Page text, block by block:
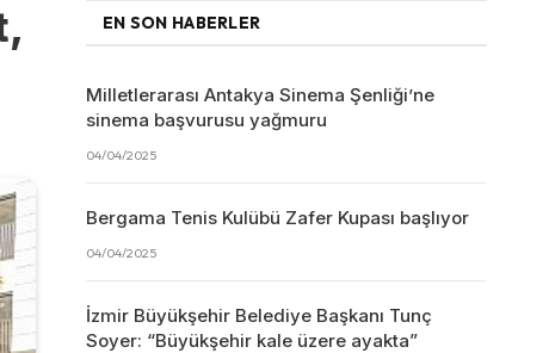
EN SON HABERLER
Milletlerarası Antakya Sinema Şenliği’ne
sinema başvurusu yağmuru
04/04/2025
Bergama Tenis Kulübü Zafer Kupası başlıyor
04/04/2025
İzmir Büyükşehir Belediye Başkanı Tunç
Soyer: “Büyükşehir kale üzere ayakta”